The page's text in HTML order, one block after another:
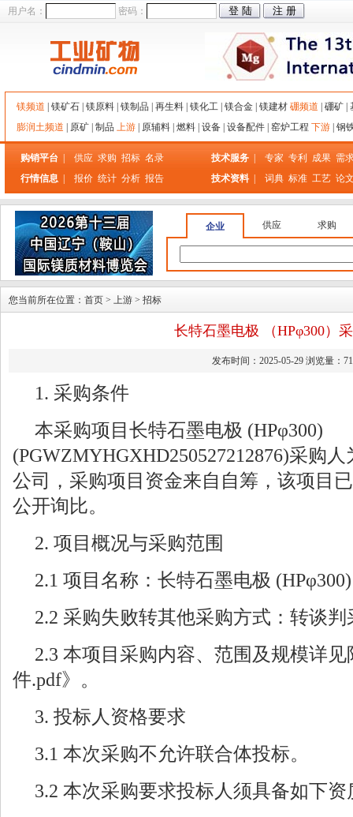
用户名： 密码：
镁频道 镁矿石 镁原料 镁制品 再生料 镁化工 镁合金 镁建材 硼频道 硼矿
膨润土频道
原矿 制品 上游 原辅料 燃料 设备 设备配件 窑炉工程 下游 钢
购销平台 供应 求购 招标 名录
行情信息
报价 统计 分析 报告
技术服务 专家 专利 成果 需
技术资料
词典 标准 工艺 论
企业 供应 求购
您当前所在位置： 首页 > 上游 > 招标
长特石墨电极 （HPφ300）
发布时间：2025-05-29 浏览量：
1. 采购条件
本采购项目长特石墨电极 (HPφ300)
(PGWZMYHGXHD250527212876)采购
公司，采购项目资金来自自筹，该项目
公开询比。
2. 项目概况与采购范围
2.1 项目名称：长特石墨电极 (HPφ300)
2.2 采购失败转其他采购方式：转谈判
2.3 本项目采购内容、范围及规模详
件.pdf》。
3. 投标人资格要求
3.1 本次采购不允许联合体投标。
3.2 本次采购要求投标人须具备如下资